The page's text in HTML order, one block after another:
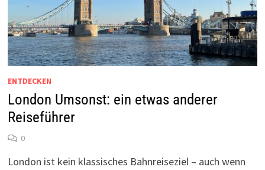
ENTDECKEN
London Umsonst: ein etwas anderer
Reiseführer
0
London ist kein klassisches Bahnreiseziel – auch wenn